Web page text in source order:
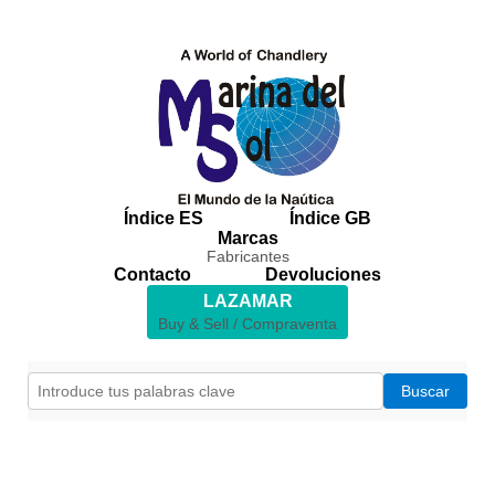
Índice ES
Índice GB
Marcas
Fabricantes
Contacto
Devoluciones
LAZAMAR
Buy & Sell / Compraventa